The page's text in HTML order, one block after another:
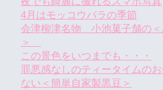
4月はモッコウバラの季節
会津柳津名物 小池菓子舗の＜
＞
この景色をいつまでも・・・
罪悪感なしのティータイムの
ない＜簡単自家製黒豆＞